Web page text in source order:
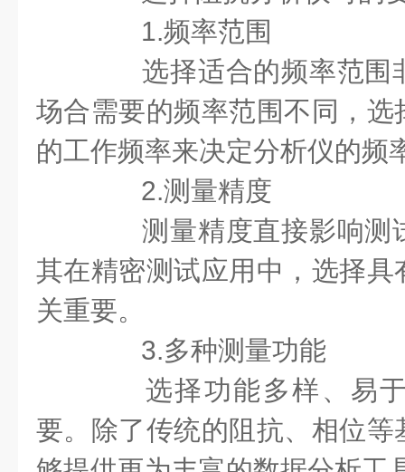
1.频率范围
选择适合的频率范围
场合需要的频率范围不同，
的工作频率来决定分析仪的频
2.测量精度
测量精度直接影响测
其在精密测试应用中，选择
关重要。
3.多种测量功能
选择功能多样、易于
要。除了传统的阻抗、相位